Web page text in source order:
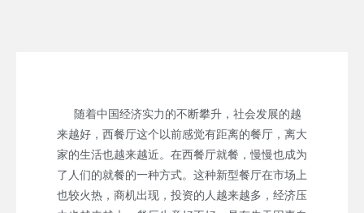
随着中国经济实力的不断攀升，社会发展的越
来越好，西餐厅这个以前感觉有距离的餐厅，离大
家的生活也越来越近。在西餐厅就餐，慢慢也成为
了人们的就餐的一种方式。这种新型餐厅在市场上
也较火热，商机出现，投资的人越来越多，经济压